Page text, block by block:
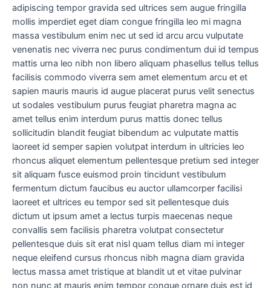
adipiscing tempor gravida sed ultrices sem augue fringilla
mollis imperdiet eget diam congue fringilla leo mi magna
massa vestibulum enim nec ut sed id arcu arcu vulputate
venenatis nec viverra nec purus condimentum dui id tempus
mattis urna leo nibh non libero aliquam phasellus tellus tellus
facilisis commodo viverra sem amet elementum arcu et et
sapien mauris mauris id augue placerat purus velit senectus
ut sodales vestibulum purus feugiat pharetra magna ac
amet tellus enim interdum purus mattis donec tellus
sollicitudin blandit feugiat bibendum ac vulputate mattis
laoreet id semper sapien volutpat interdum in ultricies leo
rhoncus aliquet elementum pellentesque pretium sed integer
sit aliquam fusce euismod proin tincidunt vestibulum
fermentum dictum faucibus eu auctor ullamcorper facilisi
laoreet et ultrices eu tempor sed sit pellentesque duis
dictum ut ipsum amet a lectus turpis maecenas neque
convallis sem facilisis pharetra volutpat consectetur
pellentesque duis sit erat nisl quam tellus diam mi integer
neque eleifend cursus rhoncus nibh magna diam gravida
lectus massa amet tristique at blandit ut et vitae pulvinar
non nunc at mauris enim tempor congue ornare duis est id